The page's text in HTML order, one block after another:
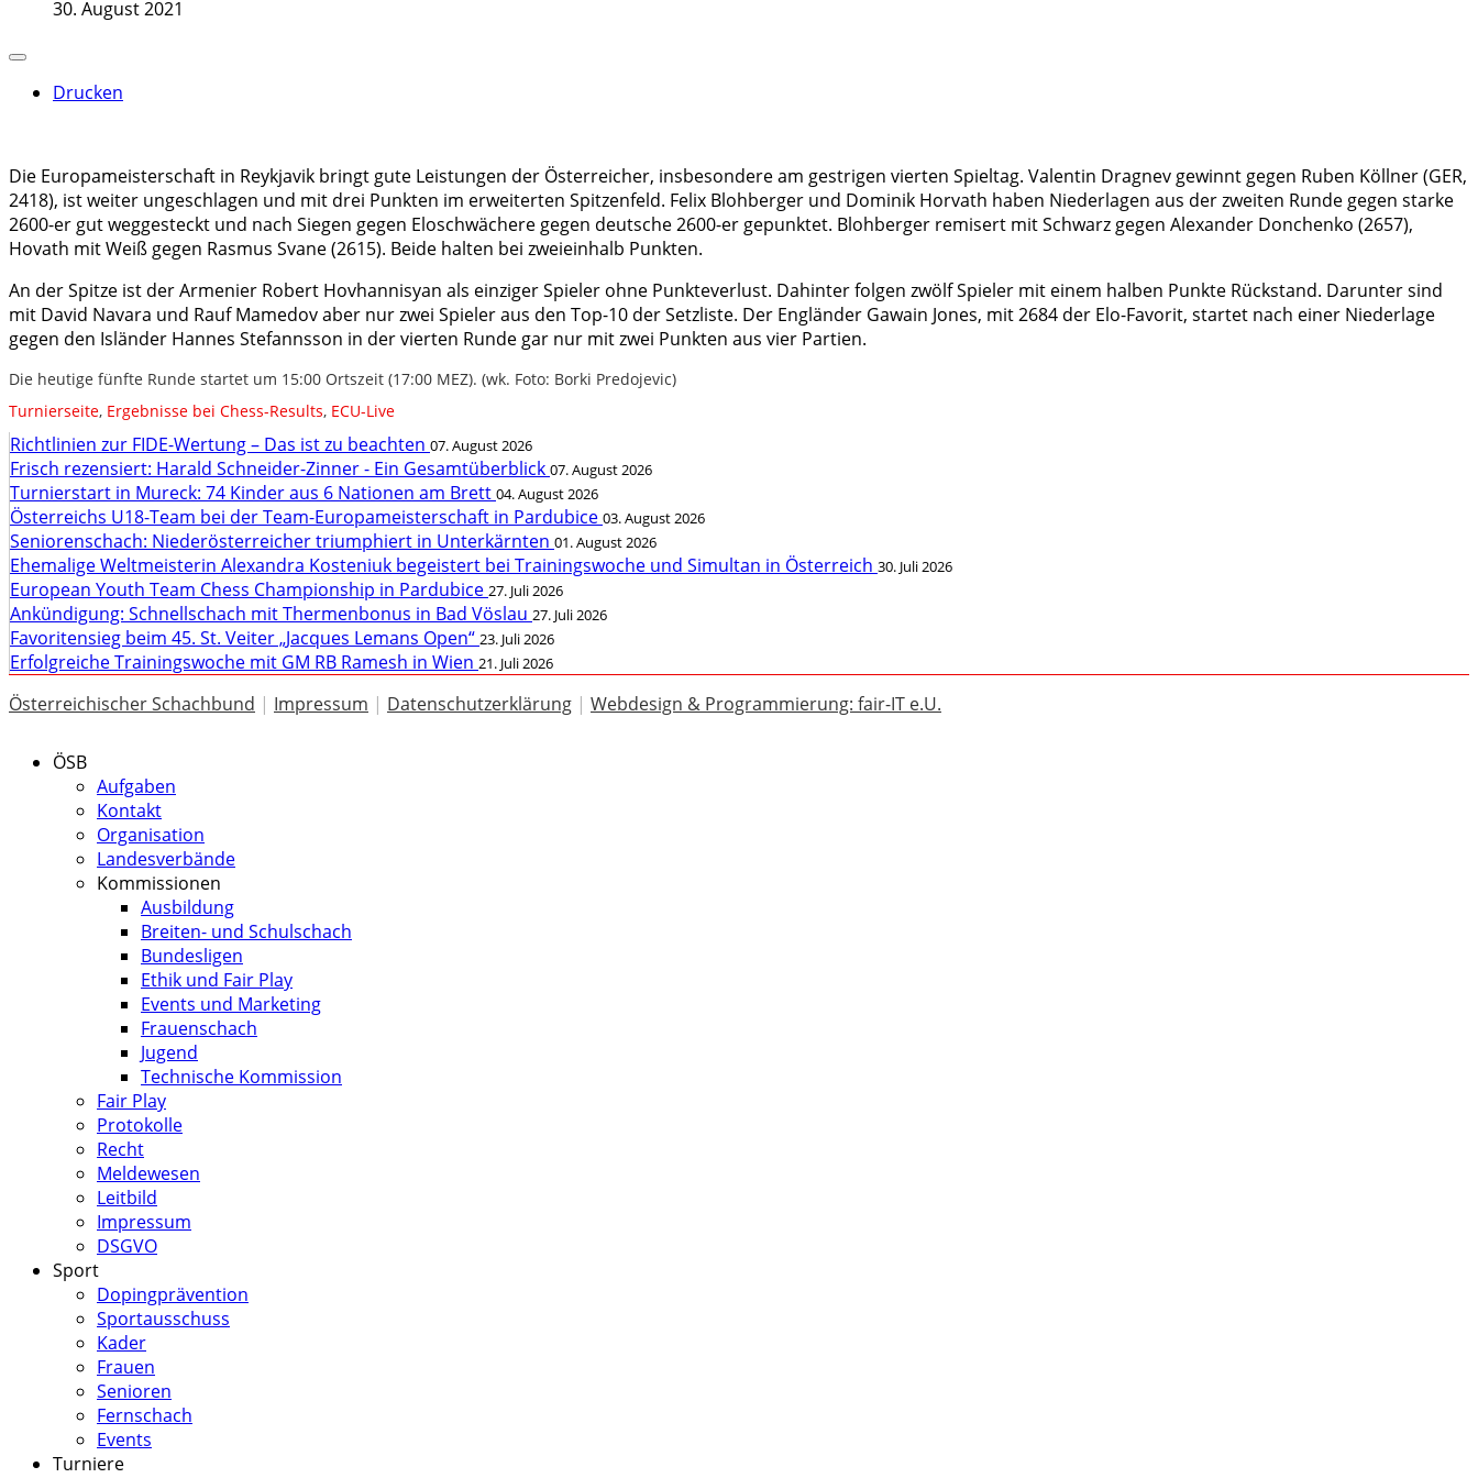
30. August 2021
Drucken
Die Europameisterschaft in Reykjavik bringt gute Leistungen der Österreicher, insbesondere am gestrigen vierten Spieltag. Valentin Dragnev gewinnt gegen Ruben Köllner (GER,
2418), ist weiter ungeschlagen und mit drei Punkten im erweiterten Spitzenfeld. Felix Blohberger und Dominik Horvath haben Niederlagen aus der zweiten Runde gegen starke
2600-er gut weggesteckt und nach Siegen gegen Eloschwächere gegen deutsche 2600-er gepunktet. Blohberger remisert mit Schwarz gegen Alexander Donchenko (2657),
Hovath mit Weiß gegen Rasmus Svane (2615). Beide halten bei zweieinhalb Punkten.
An der Spitze ist der Armenier Robert Hovhannisyan als einziger Spieler ohne Punkteverlust. Dahinter folgen zwölf Spieler mit einem halben Punkte Rückstand. Darunter sind
mit David Navara und Rauf Mamedov aber nur zwei Spieler aus den Top-10 der Setzliste. Der Engländer Gawain Jones, mit 2684 der Elo-Favorit, startet nach einer Niederlage
gegen den Isländer Hannes Stefannsson in der vierten Runde gar nur mit zwei Punkten aus vier Partien.
Die heutige fünfte Runde startet um 15:00 Ortszeit (17:00 MEZ). (wk. Foto: Borki Predojevic)
Turnierseite, Ergebnisse bei Chess-Results, ECU-Live
Richtlinien zur FIDE-Wertung – Das ist zu beachten 07. August 2026
Frisch rezensiert: Harald Schneider-Zinner - Ein Gesamtüberblick 07. August 2026
Turnierstart in Mureck: 74 Kinder aus 6 Nationen am Brett 04. August 2026
Österreichs U18-Team bei der Team-Europameisterschaft in Pardubice 03. August 2026
Seniorenschach: Niederösterreicher triumphiert in Unterkärnten 01. August 2026
Ehemalige Weltmeisterin Alexandra Kosteniuk begeistert bei Trainingswoche und Simultan in Österreich 30. Juli 2026
European Youth Team Chess Championship in Pardubice 27. Juli 2026
Ankündigung: Schnellschach mit Thermenbonus in Bad Vöslau 27. Juli 2026
Favoritensieg beim 45. St. Veiter „Jacques Lemans Open“ 23. Juli 2026
Erfolgreiche Trainingswoche mit GM RB Ramesh in Wien 21. Juli 2026
Österreichischer Schachbund | Impressum | Datenschutzerklärung | Webdesign & Programmierung: fair-IT e.U.
ÖSB
Aufgaben
Kontakt
Organisation
Landesverbände
Kommissionen
Ausbildung
Breiten- und Schulschach
Bundesligen
Ethik und Fair Play
Events und Marketing
Frauenschach
Jugend
Technische Kommission
Fair Play
Protokolle
Recht
Meldewesen
Leitbild
Impressum
DSGVO
Sport
Dopingprävention
Sportausschuss
Kader
Frauen
Senioren
Fernschach
Events
Turniere